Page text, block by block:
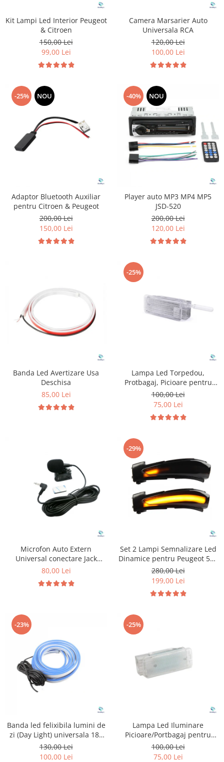
Kit Lampi Led Interior Peugeot
& Citroen
150,00 Lei
99,00 Lei
Camera Marsarier Auto
Universala RCA
120,00 Lei
100,00 Lei
-25% NOU
Adaptor Bluetooth Auxiliar
pentru Citroen & Peugeot
200,00 Lei
150,00 Lei
-40% NOU
Player auto MP3 MP4 MP5
JSD-520
200,00 Lei
120,00 Lei
Banda Led Avertizare Usa
Deschisa
85,00 Lei
-25%
Lampa Led Torpedou,
Protbagaj, Picioare pentru
Peugeot & Citroen
100,00 Lei
75,00 Lei
Microfon Auto Extern
Universal conectare Jack
3.5mm
80,00 Lei
-29%
Set 2 Lampi Semnalizare Led
Dinamice pentru Peugeot 508
& Citroen C4
280,00 Lei
199,00 Lei
-23%
Banda led felixibila lumini de
zi (Day Light) universala 180
cm
130,00 Lei
100,00 Lei
-25%
Lampa Led Iluminare
Picioare/Portbagaj pentru
Peugeot si Citroen
100,00 Lei
75,00 Lei